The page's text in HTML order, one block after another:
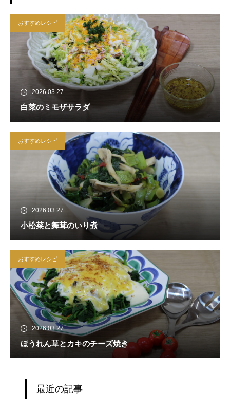
おすすめレシピ
2026.03.27
白菜のミモザサラダ
おすすめレシピ
2026.03.27
小松菜と舞茸のいり煮
おすすめレシピ
2026.03.27
ほうれん草とカキのチーズ焼き
最近の記事